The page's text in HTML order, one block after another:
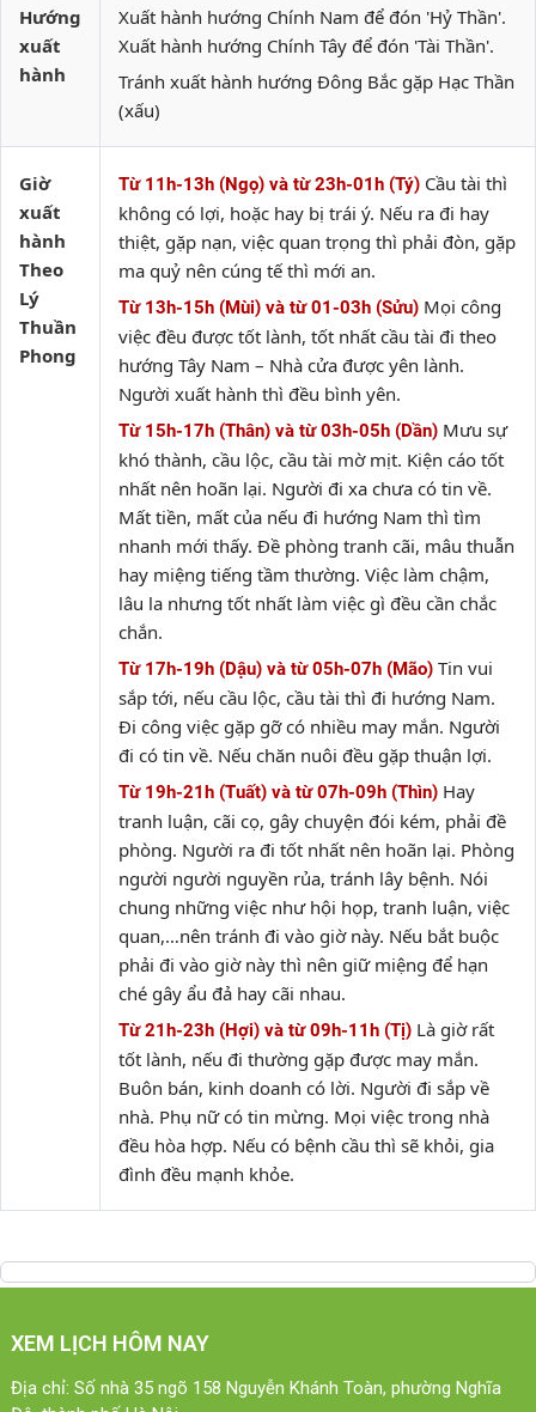
Hướng
xuất
hành
Xuất hành hướng Chính Nam để đón 'Hỷ Thần'.
Xuất hành hướng Chính Tây để đón 'Tài Thần'.
Tránh xuất hành hướng Đông Bắc gặp Hạc Thần
(xấu)
Giờ
xuất
hành
Theo
Lý
Thuần
Phong
Từ 11h-13h (Ngọ) và từ 23h-01h (Tý) Cầu tài thì
không có lợi, hoặc hay bị trái ý. Nếu ra đi hay
thiệt, gặp nạn, việc quan trọng thì phải đòn, gặp
ma quỷ nên cúng tế thì mới an.
Từ 13h-15h (Mùi) và từ 01-03h (Sửu) Mọi công
việc đều được tốt lành, tốt nhất cầu tài đi theo
hướng Tây Nam – Nhà cửa được yên lành.
Người xuất hành thì đều bình yên.
Từ 15h-17h (Thân) và từ 03h-05h (Dần) Mưu sự
khó thành, cầu lộc, cầu tài mờ mịt. Kiện cáo tốt
nhất nên hoãn lại. Người đi xa chưa có tin về.
Mất tiền, mất của nếu đi hướng Nam thì tìm
nhanh mới thấy. Đề phòng tranh cãi, mâu thuẫn
hay miệng tiếng tầm thường. Việc làm chậm,
lâu la nhưng tốt nhất làm việc gì đều cần chắc
chắn.
Từ 17h-19h (Dậu) và từ 05h-07h (Mão) Tin vui
sắp tới, nếu cầu lộc, cầu tài thì đi hướng Nam.
Đi công việc gặp gỡ có nhiều may mắn. Người
đi có tin về. Nếu chăn nuôi đều gặp thuận lợi.
Từ 19h-21h (Tuất) và từ 07h-09h (Thìn) Hay
tranh luận, cãi cọ, gây chuyện đói kém, phải đề
phòng. Người ra đi tốt nhất nên hoãn lại. Phòng
người người nguyền rủa, tránh lây bệnh. Nói
chung những việc như hội họp, tranh luận, việc
quan,…nên tránh đi vào giờ này. Nếu bắt buộc
phải đi vào giờ này thì nên giữ miệng để hạn
ché gây ẩu đả hay cãi nhau.
Từ 21h-23h (Hợi) và từ 09h-11h (Tị) Là giờ rất
tốt lành, nếu đi thường gặp được may mắn.
Buôn bán, kinh doanh có lời. Người đi sắp về
nhà. Phụ nữ có tin mừng. Mọi việc trong nhà
đều hòa hợp. Nếu có bệnh cầu thì sẽ khỏi, gia
đình đều mạnh khỏe.
XEM LỊCH HÔM NAY
Địa chỉ: Số nhà 35 ngõ 158 Nguyễn Khánh Toàn, phường Nghĩa